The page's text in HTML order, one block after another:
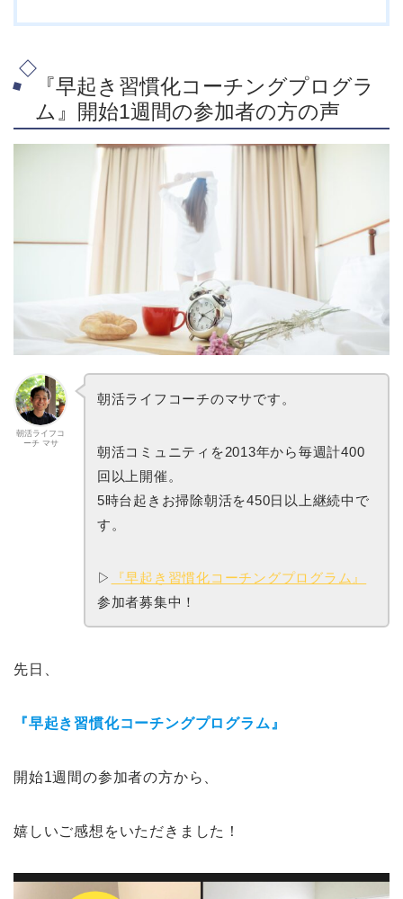
『早起き習慣化コーチングプログラ
ム』開始1週間の参加者の方の声
朝活ライフコ
ーチ マサ
朝活ライフコーチのマサです。
朝活コミュニティを2013年から毎週計400
回以上開催。
5時台起きお掃除朝活を450日以上継続中で
す。
▷
『早起き習慣化コーチングプログラム』
参加者募集中！
先日、
『早起き習慣化コーチングプログラム』
開始1週間の参加者の方から、
嬉しいご感想をいただきました！